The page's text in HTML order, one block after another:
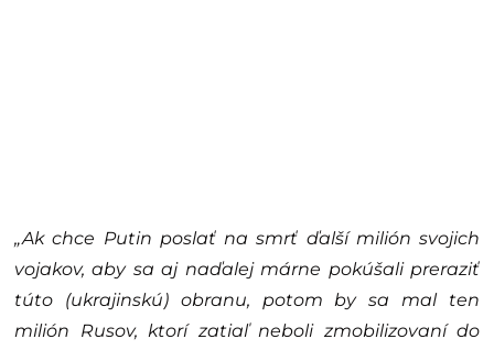
„Ak chce Putin poslať na smrť ďalší milión svojich
vojakov, aby sa aj naďalej márne pokúšali preraziť
túto (ukrajinskú) obranu, potom by sa mal ten
milión Rusov, ktorí zatiaľ neboli zmobilizovaní do